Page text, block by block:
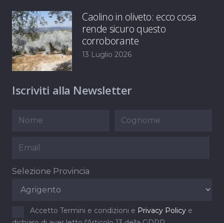
Caolino in oliveto: ecco cosa
rende sicuro questo
corroborante
13 Luglio 2026
Iscriviti alla Newsletter
Selezione Provincia
Accetto Termini e condizioni e Privacy Policy e